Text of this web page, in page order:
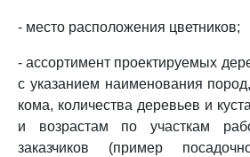
- место расположения цветников;
- ассортимент проектируемых
с указанием наименования
кома, количества деревьев и
и возрастам по участкам
заказчиков (пример